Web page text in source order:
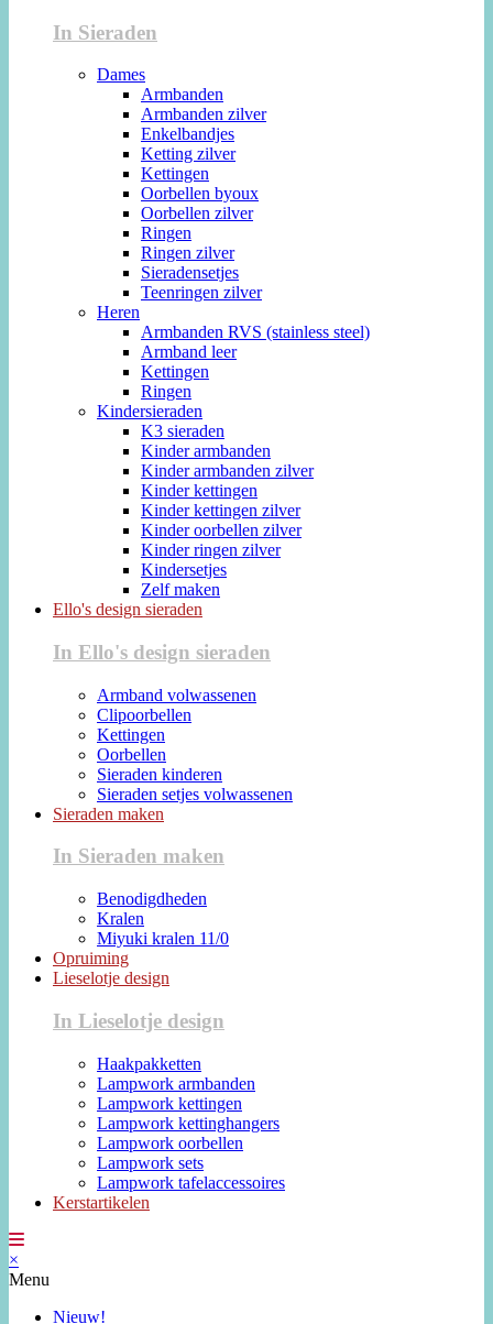
In Sieraden
Dames
Armbanden
Armbanden zilver
Enkelbandjes
Ketting zilver
Kettingen
Oorbellen byoux
Oorbellen zilver
Ringen
Ringen zilver
Sieradensetjes
Teenringen zilver
Heren
Armbanden RVS (stainless steel)
Armband leer
Kettingen
Ringen
Kindersieraden
K3 sieraden
Kinder armbanden
Kinder armbanden zilver
Kinder kettingen
Kinder kettingen zilver
Kinder oorbellen zilver
Kinder ringen zilver
Kindersetjes
Zelf maken
Ello's design sieraden
In Ello's design sieraden
Armband volwassenen
Clipoorbellen
Kettingen
Oorbellen
Sieraden kinderen
Sieraden setjes volwassenen
Sieraden maken
In Sieraden maken
Benodigdheden
Kralen
Miyuki kralen 11/0
Opruiming
Lieselotje design
In Lieselotje design
Haakpakketten
Lampwork armbanden
Lampwork kettingen
Lampwork kettinghangers
Lampwork oorbellen
Lampwork sets
Lampwork tafelaccessoires
Kerstartikelen
×
Menu
Nieuw!